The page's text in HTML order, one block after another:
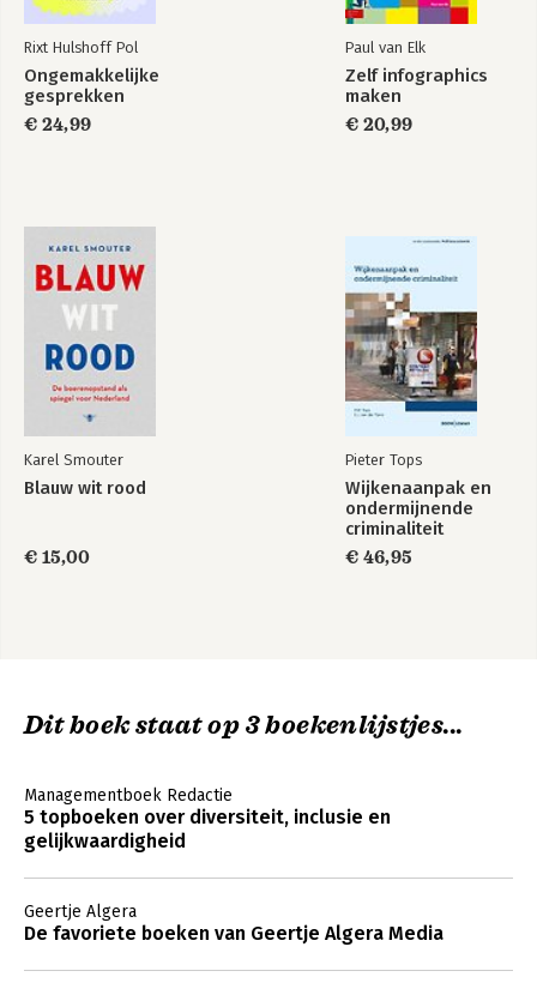
Rixt Hulshoff Pol
Ongemakkelijke
gesprekken
€ 24,99
Paul van Elk
Zelf infographics
maken
€ 20,99
Karel Smouter
Blauw wit rood
€ 15,00
Pieter Tops
Wijkenaanpak en
ondermijnende
criminaliteit
€ 46,95
Dit boek staat op 3 boekenlijstjes...
Managementboek Redactie
5 topboeken over diversiteit, inclusie en
gelijkwaardigheid
Geertje Algera
De favoriete boeken van Geertje Algera Media